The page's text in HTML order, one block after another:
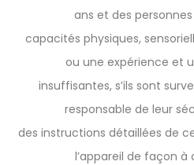
ans et des
capacités physiques,
ou une expérience et
insuffisantes, s’ils sont
responsable de leur
des instructions détaillées de
l’appareil de façon à